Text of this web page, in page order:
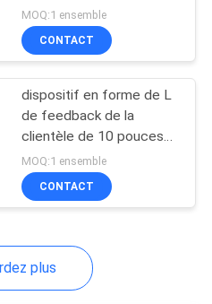
file
de billet
de 10 pouces
MOQ:1 ensemble
CONTACT
dispositif en forme de L
de feedback de la
clientèle de 10 pouces
de la mémoire 8GB
MOQ:1 ensemble
CONTACT
plus